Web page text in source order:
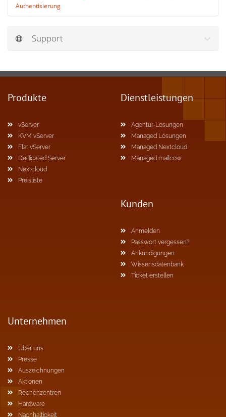
Authentisierung
Support
Produkte
vServer
KVM vServer
Flat vServer
Dedicated Server
Nextcloud
Preisliste
Dienstleistungen
Agentur-Lösungen
Managed Lösungen
Managed Nextcloud
Managed mailcow
Kunden
Anmelden
Passwort vergessen?
Ankündigungen
Wissensdatenbank
Ticket erstellen
Unternehmen
Über uns
Presse
Auszeichnungen
Aktionen
Rechenzentren
Hardware
Nachhaltigkeit